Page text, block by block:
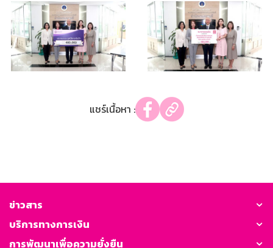
แชร์เนื้อหา :
ข่าวสาร
บริการทางการเงิน
การพัฒนาเพื่อความยั่งยืน